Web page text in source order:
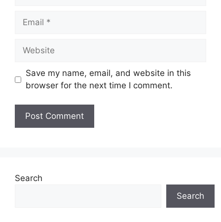
Email
Website
Save my name, email, and website in this
browser for the next time I comment.
Search
Search